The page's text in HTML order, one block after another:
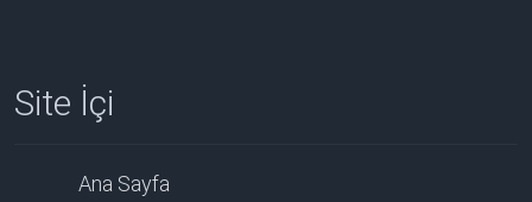
Site İçi
Ana Sayfa